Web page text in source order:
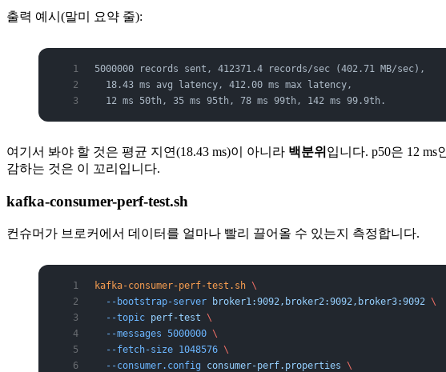
출력 예시(말미 요약 줄):
5000000 records sent, 412371.4 records/sec (402.71 MB/sec),
  18.43 ms avg latency, 412.00 ms max latency,
  12 ms 50th, 35 ms 95th, 78 ms 99th, 142 ms 99.9th.
여기서 봐야 할 것은 평균 지연(18.43 ms)이 아니라 백분위 입니다. p50은 12 ms
감하는 것은 이 꼬리입니다.
kafka-consumer-perf-test.sh
컨슈머가 브로커에서 데이터를 얼마나 빨리 끌어올 수 있는지 측정합니다.
kafka-consumer-perf-test.sh \
  --bootstrap-server
broker1:9092,broker2:9092,broker3:9092 \
  --topic
perf-test \
  --messages
5000000 \
  --fetch-size
1048576 \
  --consumer.config
consumer-perf.properties \